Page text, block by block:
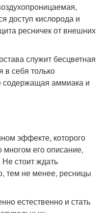
доступ кислорода и
ресничек от внешних
служит бесцветная
в себя только
содержащая аммиака и
эффекте, которого
его описание,
стоит ждать
тем не менее, ресницы
естественно и стать